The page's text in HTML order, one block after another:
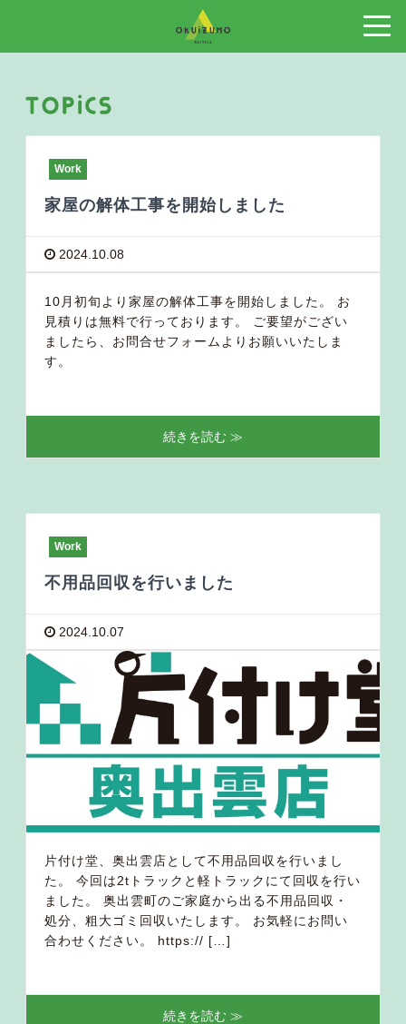
Work
家屋の解体工事を開始しました
2024.10.08
10月初旬より家屋の解体工事を開始しました。 お
見積りは無料で行っております。 ご要望がござい
ましたら、お問合せフォームよりお願いいたしま
す。
続きを読む ≫
Work
不用品回収を行いました
2024.10.07
片付け堂、奥出雲店として不用品回収を行いまし
た。 今回は2tトラックと軽トラックにて回収を行い
ました。 奥出雲町のご家庭から出る不用品回収・
処分、粗大ゴミ回収いたします。 お気軽にお問い
合わせください。 https:// […]
続きを読む ≫